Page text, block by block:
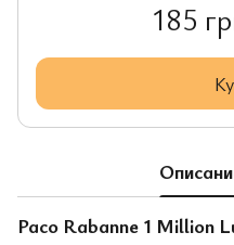
185
Paco Rabanne 1 Million